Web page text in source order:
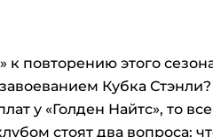
к повторению этого
Кубка
у «Голден Найтс», то
стоят два вопроса: